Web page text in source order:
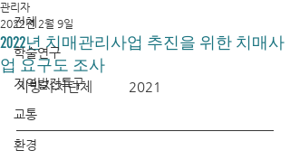
전체
학술연구
지역발전특구
교통
환경
2022년 치매관리사업 추진을 위한 치매사
업 요구도 조사
관리자
2022년 2월 9일
지방자치단체	 2021